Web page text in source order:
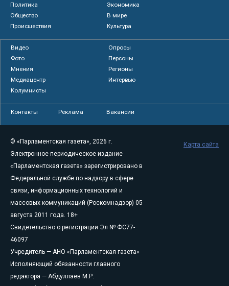
Политика
Экономика
Общество
В мире
Происшествия
Культура
Видео
Опросы
Фото
Персоны
Мнения
Регионы
Медиацентр
Интервью
Колумнисты
Контакты Реклама Вакансии
© «Парламентская газета», 2026 г.
Электронное периодическое издание
«Парламентская газета» зарегистрировано в
Федеральной службе по надзору в сфере
связи, информационных технологий и
массовых коммуникаций (Роскомнадзор) 05
августа 2011 года. 18+
Свидетельство о регистрации Эл № ФС77-
46097
Учредитель — АНО «Парламентская газета»
Исполняющий обязанности главного
редактора — Абдуллаев М.Р.
Карта сайта